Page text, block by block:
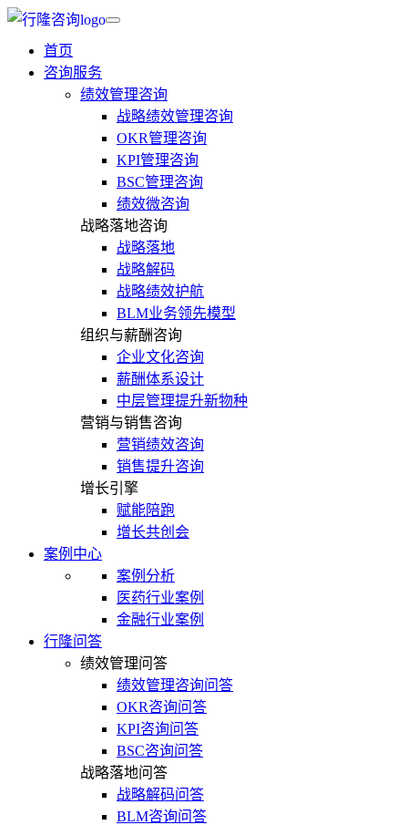
首页
咨询服务
绩效管理咨询
战略绩效管理咨询
OKR管理咨询
KPI管理咨询
BSC管理咨询
绩效微咨询
战略落地咨询
战略落地
战略解码
战略绩效护航
BLM业务领先模型
组织与薪酬咨询
企业文化咨询
薪酬体系设计
中层管理提升新物种
营销与销售咨询
营销绩效咨询
销售提升咨询
增长引擎
赋能陪跑
增长共创会
案例中心
案例分析
医药行业案例
金融行业案例
行隆问答
绩效管理问答
绩效管理咨询问答
OKR咨询问答
KPI咨询问答
BSC咨询问答
战略落地问答
战略解码问答
BLM咨询问答